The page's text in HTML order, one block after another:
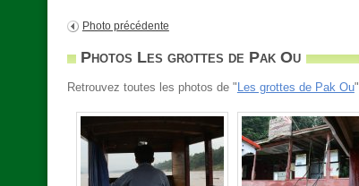
Photo précédente
Photos Les grottes de Pak Ou
Retrouvez toutes les photos de " Les grottes de Pak Ou"